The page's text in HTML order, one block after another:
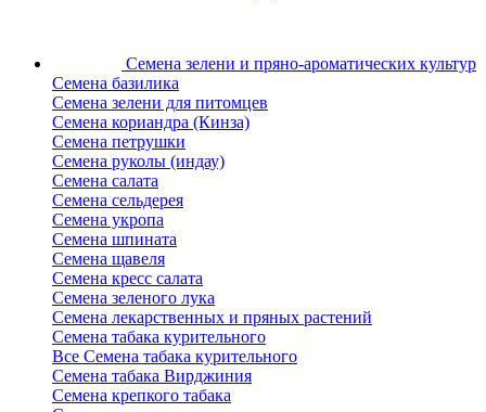
Семена зелени и пряно-ароматических культур
Семена базилика
Семена зелени для питомцев
Семена кориандра (Кинза)
Семена петрушки
Семена руколы (индау)
Семена салата
Семена сельдерея
Семена укропа
Семена шпината
Семена щавеля
Семена кресс салата
Семена зеленого лука
Семена лекарственных и пряных растений
Семена табака курительного
Все Семена табака курительного
Семена табака Вирджиния
Семена крепкого табака